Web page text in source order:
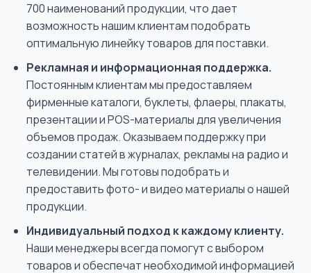
700 наименований продукции, что дает
возможность нашим клиентам подобрать
оптимальную линейку товаров для поставки.
Рекламная и информационная поддержка.
Постоянным клиентам мы предоставляем
фирменные каталоги, буклеты, флаеры, плакаты,
презентации и POS-материалы для увеличения
объемов продаж. Оказываем поддержку при
создании статей в журналах, рекламы на радио и
телевидении. Мы готовы подобрать и
предоставить фото- и видео материалы о нашей
продукции.
Индивидуальный подход к каждому клиенту.
Наши менеджеры всегда помогут с выбором
товаров и обеспечат необходимой информацией